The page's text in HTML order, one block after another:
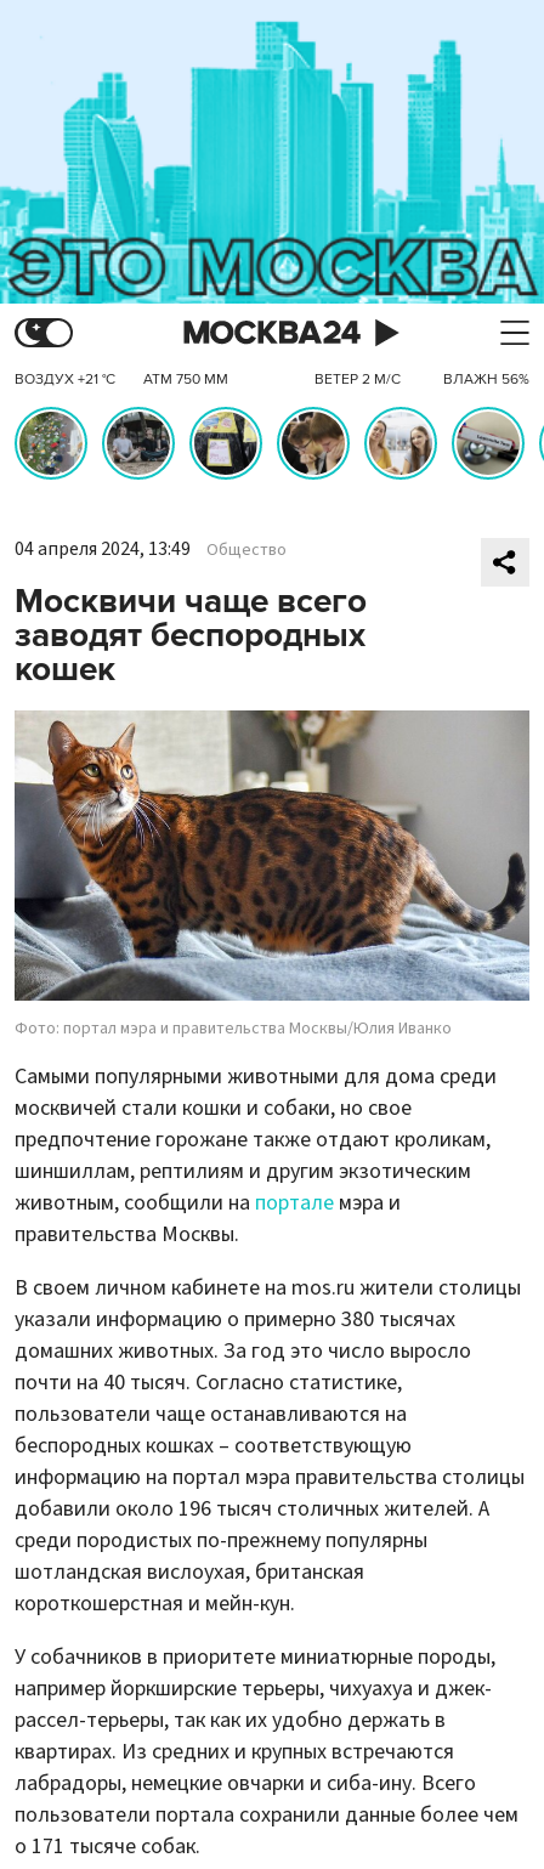
ВОЗДУХ +21 °C АТМ 750 ММ ВЕТЕР 2 М/С ВЛАЖН 56%
04 апреля 2024, 13:49 Общество
Москвичи чаще всего
заводят беспородных
кошек
Фото: портал мэра и правительства Москвы/Юлия Иванко
Самыми популярными животными для дома среди
москвичей стали кошки и собаки, но свое
предпочтение горожане также отдают кроликам,
шиншиллам, рептилиям и другим экзотическим
животным, сообщили на портале мэра и
правительства Москвы.
В своем личном кабинете на mos.ru жители столицы
указали информацию о примерно 380 тысячах
домашних животных. За год это число выросло
почти на 40 тысяч. Согласно статистике,
пользователи чаще останавливаются на
беспородных кошках – соответствующую
информацию на портал мэра правительства столицы
добавили около 196 тысяч столичных жителей. А
среди породистых по-прежнему популярны
шотландская вислоухая, британская
короткошерстная и мейн-кун.
У собачников в приоритете миниатюрные породы,
например йоркширские терьеры, чихуахуа и джек-
рассел-терьеры, так как их удобно держать в
квартирах. Из средних и крупных встречаются
лабрадоры, немецкие овчарки и сиба-ину. Всего
пользователи портала сохранили данные более чем
о 171 тысяче собак.